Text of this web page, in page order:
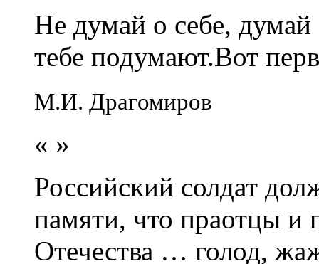
Не думай о себе,
тебе подумают.Вот
М.И. Драгомиров
« »
Российский солдат
памяти, что праотцы и
Отечества … голод,